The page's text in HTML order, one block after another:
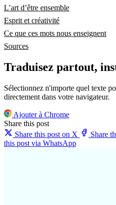
L’art d’être ensemble
Esprit et créativité
Ce que ces mots nous enseignent
Sources
Traduisez partout,
Sélectionnez n'importe quel texte
directement dans votre navigateur.
Ajouter à Chrome
Share this post
Share this post on X
Share
this post via WhatsApp